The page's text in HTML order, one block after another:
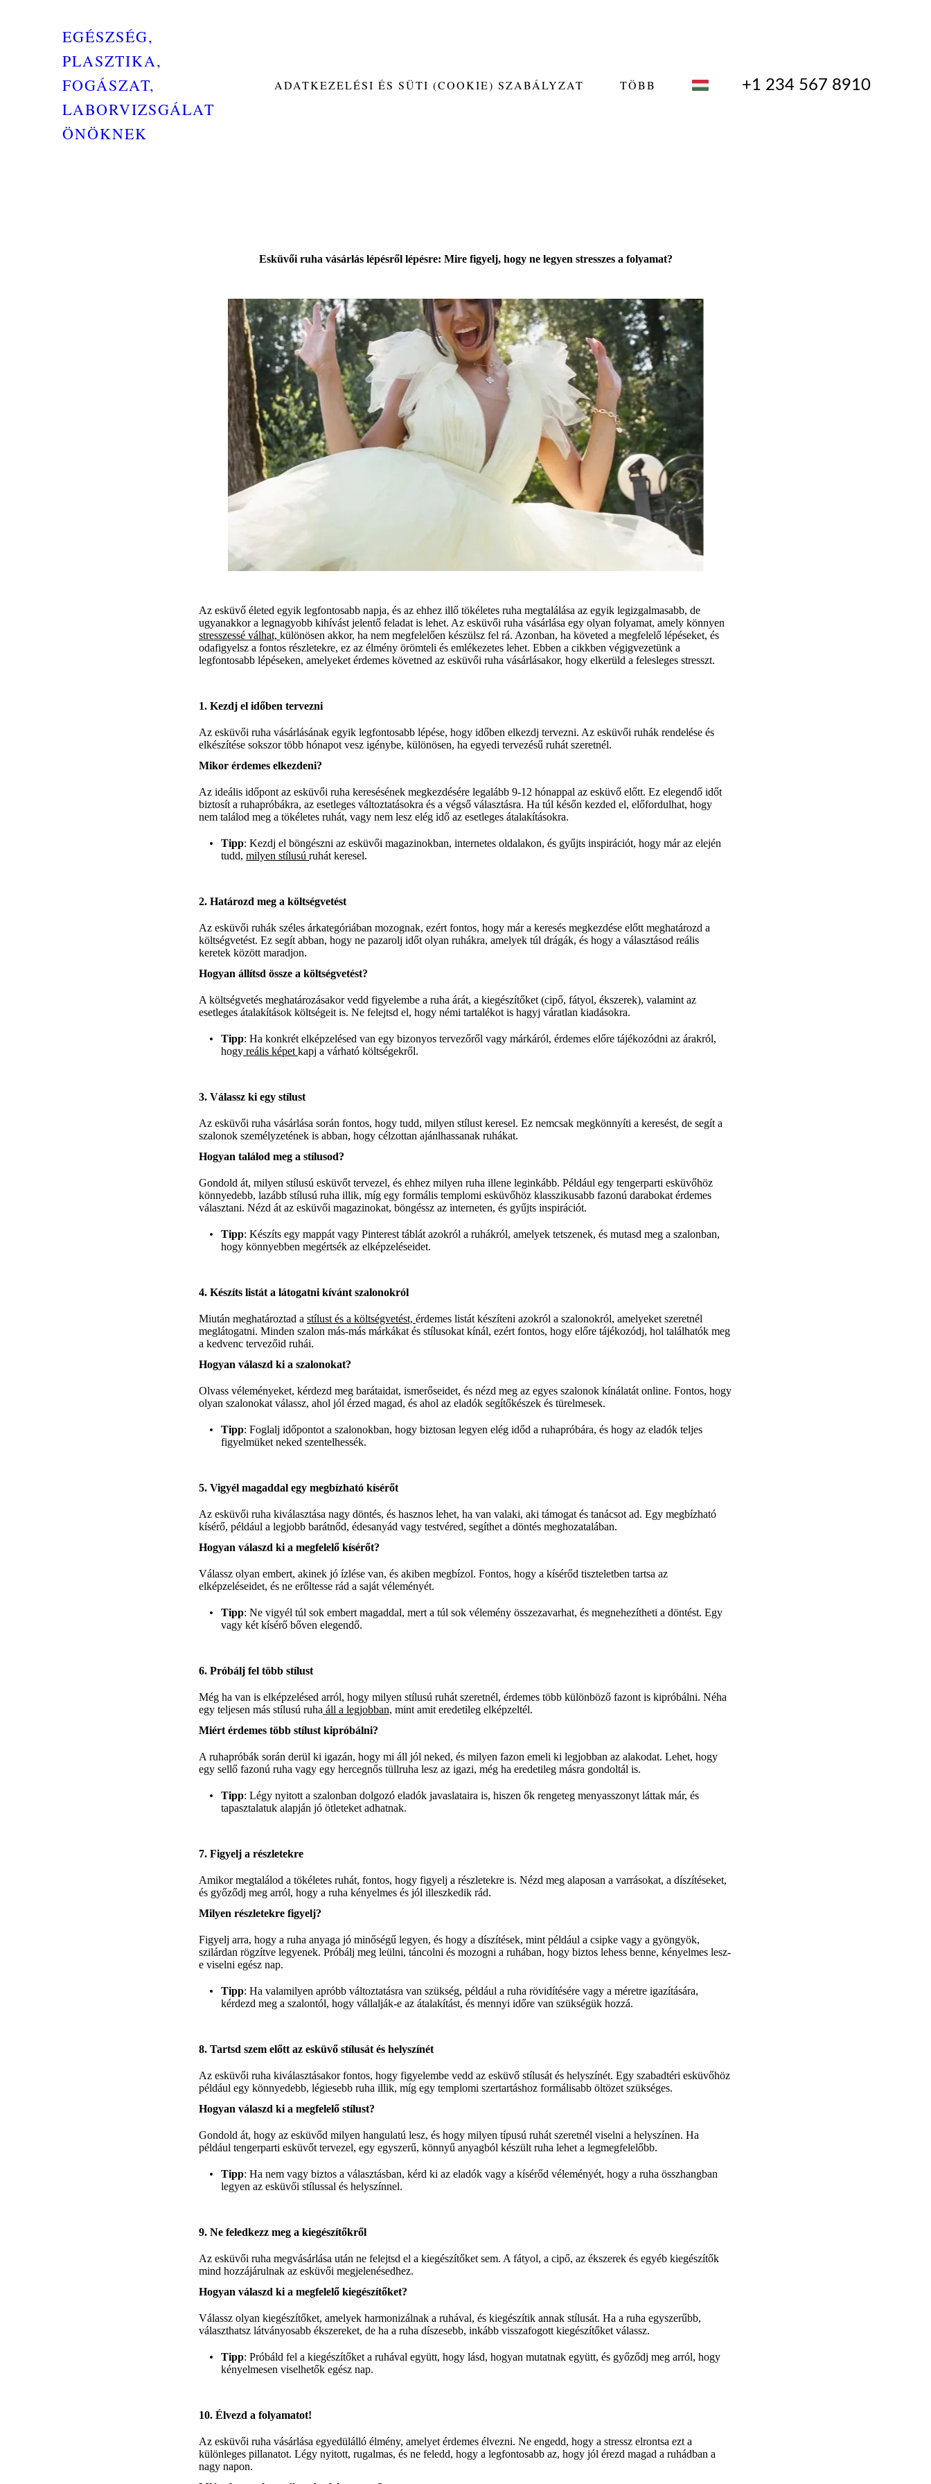
EGÉSZSÉG,
PLASZTIKA,
FOGÁSZAT,
LABORVIZSGÁLAT
ÖNÖKNEK
ADATKEZELÉSI ÉS SÜTI (COOKIE) SZABÁLYZAT TÖBB +1 234 567 8910
Esküvői ruha vásárlás lépésről lépésre: Mire figyelj, hogy ne legyen stresszes a folyamat?
Az esküvő életed egyik legfontosabb napja, és az ehhez illő tökéletes ruha megtalálása az egyik legizgalmasabb, de
ugyanakkor a legnagyobb kihívást jelentő feladat is lehet. Az esküvői ruha vásárlása egy olyan folyamat, amely könnyen
stresszessé válhat, különösen akkor, ha nem megfelelően készülsz fel rá. Azonban, ha követed a megfelelő lépéseket, és
odafigyelsz a fontos részletekre, ez az élmény örömteli és emlékezetes lehet. Ebben a cikkben végigvezetünk a
legfontosabb lépéseken, amelyeket érdemes követned az esküvői ruha vásárlásakor, hogy elkerüld a felesleges stresszt.
1. Kezdj el időben tervezni
Az esküvői ruha vásárlásának egyik legfontosabb lépése, hogy időben elkezdj tervezni. Az esküvői ruhák rendelése és
elkészítése sokszor több hónapot vesz igénybe, különösen, ha egyedi tervezésű ruhát szeretnél.
Mikor érdemes elkezdeni?
Az ideális időpont az esküvői ruha keresésének megkezdésére legalább 9-12 hónappal az esküvő előtt. Ez elegendő időt
biztosít a ruhapróbákra, az esetleges változtatásokra és a végső választásra. Ha túl későn kezded el, előfordulhat, hogy
nem találod meg a tökéletes ruhát, vagy nem lesz elég idő az esetleges átalakításokra.
Tipp: Kezdj el böngészni az esküvői magazinokban, internetes oldalakon, és gyűjts inspirációt, hogy már az elején
tudd, milyen stílusú ruhát keresel.
2. Határozd meg a költségvetést
Az esküvői ruhák széles árkategóriában mozognak, ezért fontos, hogy már a keresés megkezdése előtt meghatározd a
költségvetést. Ez segít abban, hogy ne pazarolj időt olyan ruhákra, amelyek túl drágák, és hogy a választásod reális
keretek között maradjon.
Hogyan állítsd össze a költségvetést?
A költségvetés meghatározásakor vedd figyelembe a ruha árát, a kiegészítőket (cipő, fátyol, ékszerek), valamint az
esetleges átalakítások költségeit is. Ne felejtsd el, hogy némi tartalékot is hagyj váratlan kiadásokra.
Tipp: Ha konkrét elképzelésed van egy bizonyos tervezőről vagy márkáról, érdemes előre tájékozódni az árakról,
hogy reális képet kapj a várható költségekről.
3. Válassz ki egy stílust
Az esküvői ruha vásárlása során fontos, hogy tudd, milyen stílust keresel. Ez nemcsak megkönnyíti a keresést, de segít a
szalonok személyzetének is abban, hogy célzottan ajánlhassanak ruhákat.
Hogyan találod meg a stílusod?
Gondold át, milyen stílusú esküvőt tervezel, és ehhez milyen ruha illene leginkább. Például egy tengerparti esküvőhöz
könnyedebb, lazább stílusú ruha illik, míg egy formális templomi esküvőhöz klasszikusabb fazonú darabokat érdemes
választani. Nézd át az esküvői magazinokat, böngéssz az interneten, és gyűjts inspirációt.
Tipp: Készíts egy mappát vagy Pinterest táblát azokról a ruhákról, amelyek tetszenek, és mutasd meg a szalonban,
hogy könnyebben megértsék az elképzeléseidet.
4. Készíts listát a látogatni kívánt szalonokról
Miután meghatároztad a stílust és a költségvetést, érdemes listát készíteni azokról a szalonokról, amelyeket szeretnél
meglátogatni. Minden szalon más-más márkákat és stílusokat kínál, ezért fontos, hogy előre tájékozódj, hol találhatók meg
a kedvenc tervezőid ruhái.
Hogyan válaszd ki a szalonokat?
Olvass véleményeket, kérdezd meg barátaidat, ismerőseidet, és nézd meg az egyes szalonok kínálatát online. Fontos, hogy
olyan szalonokat válassz, ahol jól érzed magad, és ahol az eladók segítőkészek és türelmesek.
Tipp: Foglalj időpontot a szalonokban, hogy biztosan legyen elég időd a ruhapróbára, és hogy az eladók teljes
figyelmüket neked szentelhessék.
5. Vigyél magaddal egy megbízható kísérőt
Az esküvői ruha kiválasztása nagy döntés, és hasznos lehet, ha van valaki, aki támogat és tanácsot ad. Egy megbízható
kísérő, például a legjobb barátnőd, édesanyád vagy testvéred, segíthet a döntés meghozatalában.
Hogyan válaszd ki a megfelelő kísérőt?
Válassz olyan embert, akinek jó ízlése van, és akiben megbízol. Fontos, hogy a kísérőd tiszteletben tartsa az
elképzeléseidet, és ne erőltesse rád a saját véleményét.
Tipp: Ne vigyél túl sok embert magaddal, mert a túl sok vélemény összezavarhat, és megnehezítheti a döntést. Egy
vagy két kísérő bőven elegendő.
6. Próbálj fel több stílust
Még ha van is elképzelésed arról, hogy milyen stílusú ruhát szeretnél, érdemes több különböző fazont is kipróbálni. Néha
egy teljesen más stílusú ruha áll a legjobban, mint amit eredetileg elképzeltél.
Miért érdemes több stílust kipróbálni?
A ruhapróbák során derül ki igazán, hogy mi áll jól neked, és milyen fazon emeli ki legjobban az alakodat. Lehet, hogy
egy sellő fazonú ruha vagy egy hercegnős tüllruha lesz az igazi, még ha eredetileg másra gondoltál is.
Tipp: Légy nyitott a szalonban dolgozó eladók javaslataira is, hiszen ők rengeteg menyasszonyt láttak már, és
tapasztalatuk alapján jó ötleteket adhatnak.
7. Figyelj a részletekre
Amikor megtalálod a tökéletes ruhát, fontos, hogy figyelj a részletekre is. Nézd meg alaposan a varrásokat, a díszítéseket,
és győződj meg arról, hogy a ruha kényelmes és jól illeszkedik rád.
Milyen részletekre figyelj?
Figyelj arra, hogy a ruha anyaga jó minőségű legyen, és hogy a díszítések, mint például a csipke vagy a gyöngyök,
szilárdan rögzítve legyenek. Próbálj meg leülni, táncolni és mozogni a ruhában, hogy biztos lehess benne, kényelmes lesz-
e viselni egész nap.
Tipp: Ha valamilyen apróbb változtatásra van szükség, például a ruha rövidítésére vagy a méretre igazítására,
kérdezd meg a szalontól, hogy vállalják-e az átalakítást, és mennyi időre van szükségük hozzá.
8. Tartsd szem előtt az esküvő stílusát és helyszínét
Az esküvői ruha kiválasztásakor fontos, hogy figyelembe vedd az esküvő stílusát és helyszínét. Egy szabadtéri esküvőhöz
például egy könnyedebb, légiesebb ruha illik, míg egy templomi szertartáshoz formálisabb öltözet szükséges.
Hogyan válaszd ki a megfelelő stílust?
Gondold át, hogy az esküvőd milyen hangulatú lesz, és hogy milyen típusú ruhát szeretnél viselni a helyszínen. Ha
például tengerparti esküvőt tervezel, egy egyszerű, könnyű anyagból készült ruha lehet a legmegfelelőbb.
Tipp: Ha nem vagy biztos a választásban, kérd ki az eladók vagy a kísérőd véleményét, hogy a ruha összhangban
legyen az esküvői stílussal és helyszínnel.
9. Ne feledkezz meg a kiegészítőkről
Az esküvői ruha megvásárlása után ne felejtsd el a kiegészítőket sem. A fátyol, a cipő, az ékszerek és egyéb kiegészítők
mind hozzájárulnak az esküvői megjelenésedhez.
Hogyan válaszd ki a megfelelő kiegészítőket?
Válassz olyan kiegészítőket, amelyek harmonizálnak a ruhával, és kiegészítik annak stílusát. Ha a ruha egyszerűbb,
választhatsz látványosabb ékszereket, de ha a ruha díszesebb, inkább visszafogott kiegészítőket válassz.
Tipp: Próbáld fel a kiegészítőket a ruhával együtt, hogy lásd, hogyan mutatnak együtt, és győződj meg arról, hogy
kényelmesen viselhetők egész nap.
10. Élvezd a folyamatot!
Az esküvői ruha vásárlása egyedülálló élmény, amelyet érdemes élvezni. Ne engedd, hogy a stressz elrontsa ezt a
különleges pillanatot. Légy nyitott, rugalmas, és ne feledd, hogy a legfontosabb az, hogy jól érezd magad a ruhádban a
nagy napon.